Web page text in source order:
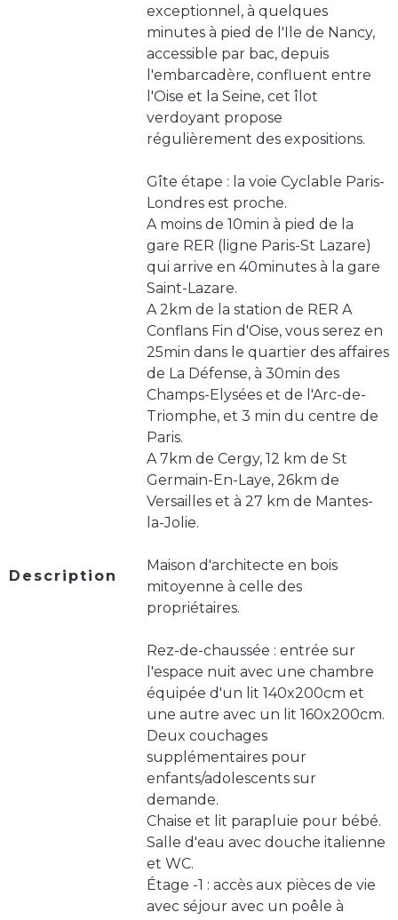
Description
exceptionnel, à quelques
minutes à pied de l'Ile de Nancy,
accessible par bac, depuis
l'embarcadère, confluent entre
l'Oise et la Seine, cet îlot
verdoyant propose
régulièrement des expositions.
Gîte étape : la voie Cyclable Paris-
Londres est proche.
A moins de 10min à pied de la
gare RER (ligne Paris-St Lazare)
qui arrive en 40minutes à la gare
Saint-Lazare.
A 2km de la station de RER A
Conflans Fin d'Oise, vous serez en
25min dans le quartier des affaires
de La Défense, à 30min des
Champs-Elysées et de l'Arc-de-
Triomphe, et 3 min du centre de
Paris.
A 7km de Cergy, 12 km de St
Germain-En-Laye, 26km de
Versailles et à 27 km de Mantes-
la-Jolie.
Maison d'architecte en bois
mitoyenne à celle des
propriétaires.
Rez-de-chaussée : entrée sur
l'espace nuit avec une chambre
équipée d'un lit 140x200cm et
une autre avec un lit 160x200cm.
Deux couchages
supplémentaires pour
enfants/adolescents sur
demande.
Chaise et lit parapluie pour bébé.
Salle d'eau avec douche italienne
et WC.
Étage -1 : accès aux pièces de vie
avec séjour avec un poêle à